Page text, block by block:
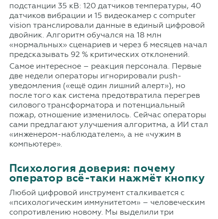
подстанции 35 кВ: 120 датчиков температуры, 40
датчиков вибрации и 15 видеокамер с computer
vision транслировали данные в единый цифровой
двойник. Алгоритм обучался на 18 млн
«нормальных» сценариев и через 6 месяцев начал
предсказывать 92 % критических отклонений.
Самое интересное – реакция персонала. Первые
две недели операторы игнорировали push-
уведомления («ещё один лишний алерт»), но
после того как система предотвратила перегрев
силового трансформатора и потенциальный
пожар, отношение изменилось. Сейчас операторы
сами предлагают улучшения алгоритма, а ИИ стал
«инженером-наблюдателем», а не «чужим в
компьютере».
Психология доверия: почему
оператор всё-таки нажмёт кнопку
Любой цифровой инструмент сталкивается с
«психологическим иммунитетом» – человеческим
сопротивлению новому. Мы выделили три